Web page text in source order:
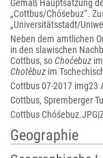
Gemäß Hauptsatzung
„Cottbus/Chóśebuz“.
„Universitätsstadt/
Neben dem amtlichen
in den slawischen
Cottbus, soChoćebuz
Chotěbuz im
Cottbus 07-2017 img23
Cottbus, Spremberger
Cottbus
Geographie